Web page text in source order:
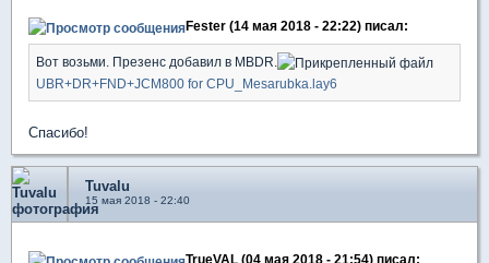
Fester (14 мая 2018 - 22:22) писал:
Вот возьми. Презенс добавил в MBDR.
UBR+DR+FND+JCM800 for CPU_Mesarubka.lay6
Спасибо!
Tuvalu
15 мая 2018 - 22:40
TrueVAL (04 мая 2018 - 21:54) писал: